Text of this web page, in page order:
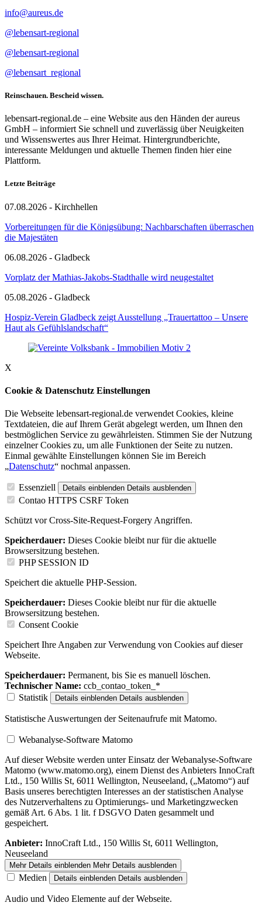
info@aureus.de
@lebensart-regional
@lebensart-regional
@lebensart_regional
Reinschauen. Bescheid wissen.
lebensart-regional.de – eine Website aus den Händen der aureus
GmbH – informiert Sie schnell und zuverlässig über Neuigkeiten
und Wissenswertes aus Ihrer Heimat. Hintergrundberichte,
interessante Meldungen und aktuelle Themen finden hier eine
Plattform.
Letzte Beiträge
07.08.2026 - Kirchhellen
Vorbereitungen für die Königsübung: Nachbarschaften überraschen
die Majestäten
06.08.2026 - Gladbeck
Vorplatz der Mathias-Jakobs-Stadthalle wird neugestaltet
05.08.2026 - Gladbeck
Hospiz-Verein Gladbeck zeigt Ausstellung „Trauertattoo – Unsere
Haut als Gefühlslandschaft“
X
Cookie & Datenschutz Einstellungen
Die Webseite lebensart-regional.de verwendet Cookies, kleine
Textdateien, die auf Ihrem Gerät abgelegt werden, um Ihnen den
bestmöglichen Service zu gewährleisten. Stimmen Sie der Nutzung
einzelner Cookies zu, um alle Funktionen der Seite zu nutzen.
Einmal gewählte Einstellungen können Sie im Bereich
„Datenschutz“ nochmal anpassen.
Essenziell Details einblenden Details ausblenden
Contao HTTPS CSRF Token
Schützt vor Cross-Site-Request-Forgery Angriffen.
Speicherdauer: Dieses Cookie bleibt nur für die aktuelle
Browsersitzung bestehen.
PHP SESSION ID
Speichert die aktuelle PHP-Session.
Speicherdauer: Dieses Cookie bleibt nur für die aktuelle
Browsersitzung bestehen.
Consent Cookie
Speichert Ihre Angaben zur Verwendung von Cookies auf dieser
Webseite.
Speicherdauer: Permanent, bis Sie es manuell löschen.
Technischer Name: ccb_contao_token_*
Statistik
Details einblenden Details ausblenden
Statistische Auswertungen der Seitenaufrufe mit Matomo.
Webanalyse-Software Matomo
Auf dieser Website werden unter Einsatz der Webanalyse-Software
Matomo (www.matomo.org), einem Dienst des Anbieters InnoCraft
Ltd., 150 Willis St, 6011 Wellington, Neuseeland, („Matomo“) auf
Basis unseres berechtigten Interesses an der statistischen Analyse
des Nutzerverhaltens zu Optimierungs- und Marketingzwecken
gemäß Art. 6 Abs. 1 lit. f DSGVO Daten gesammelt und
gespeichert.
Anbieter: InnoCraft Ltd., 150 Willis St, 6011 Wellington,
Neuseeland
Mehr Details einblenden Mehr Details ausblenden
Medien Details einblenden Details ausblenden
Audio und Video Elemente auf der Webseite.